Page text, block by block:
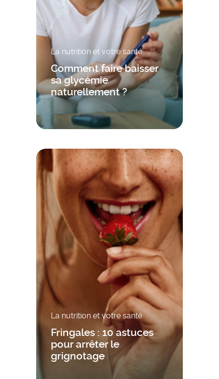
La nutrition et votre santé
Comment faire baisser
sa glycémie
naturellement ?
La nutrition et votre santé
Fringales : 10 astuces
pour arrêter le
grignotage